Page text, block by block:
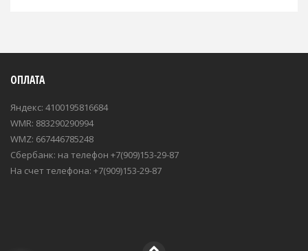
ОПЛАТА
Яндекс: 4100195816684
WMR: 883290290994
WMZ: 667446785248
Сбербанк: на телефон +7(909)153-29-87
На счет телефона: +7(909)153-29-87